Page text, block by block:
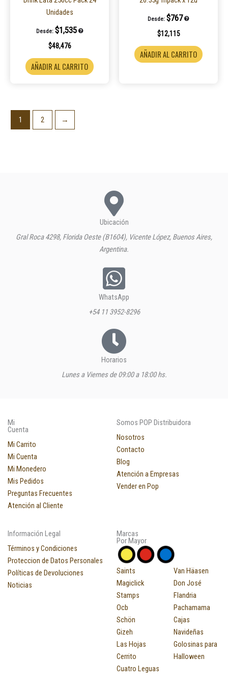
Unidades
Desde: $1,535
$48,476
AÑADIR AL CARRITO
Desde: $767
$12,115
AÑADIR AL CARRITO
1 2 →
Ubicación
Gral Roca 4298, Florida Oeste (B1604), Vicente López, Buenos Aires,
Argentina.
WhatsApp
+54 11 3952-8296
Horarios
Lunes a Viernes de 09:00 a 18:00 hs.
Mi
Cuenta
Mi Carrito
Mi Cuenta
Mi Monedero
Mis Pedidos
Preguntas Frecuentes
Atención al Cliente
Somos POP Distribuidora
Nosotros
Contacto
Blog
Atención a Empresas
Vender en Pop
Información Legal
Términos y Condiciones
Proteccion de Datos Personales
Políticas de Devoluciones
Noticias
Marcas
Por Mayor
Saints
Magiclick
Stamps
Ocb
Schön
Gizeh
Las Hojas
Cerrito
Cuatro Leguas
Van Häasen
Don José
Flandria
Pachamama
Cajas
Navideñas
Golosinas para
Halloween